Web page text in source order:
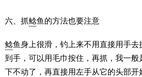
六、抓鲶鱼的方法也要注意
鲶鱼身上很滑，钓上来不用直接用手去
到手，可以用毛巾按住，再抓，我一般
下不动了，再直接用左手从它的头部开